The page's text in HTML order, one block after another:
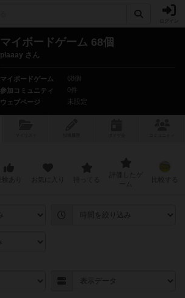
マイボードゲーム 68個
plaaay さん
マイボードゲーム
68個
参加コミュニティ
0件
ウェブページ
未設定